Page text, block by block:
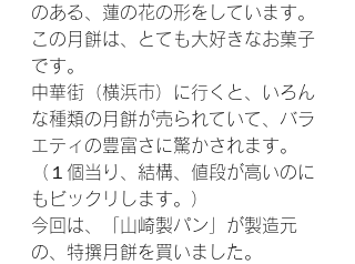
のある、蓮の花の形をしています。
この月餅は、とても大好きなお菓子
です。
中華街（横浜市）に行くと、いろん
な種類の月餅が売られていて、バラ
エティの豊富さに驚かされます。
（１個当り、結構、値段が高いのに
もビックリします。）
今回は、「山崎製パン」が製造元
の、特撰月餅を買いました。